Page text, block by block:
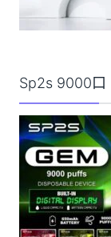
Sp2s 9000口